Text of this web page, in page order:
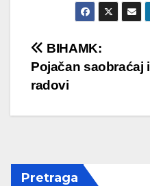
BIHAMK:
Pojačan saobraćaj i
radovi
Pretraga